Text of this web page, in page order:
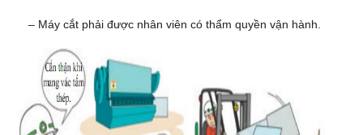
– Máy cắt phải được nhân viên có thẩm quyền vận hành.